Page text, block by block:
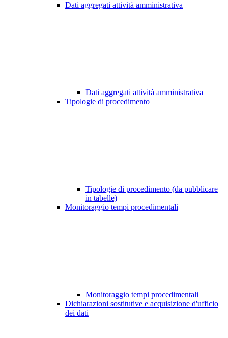
Dati aggregati attività amministrativa
Dati aggregati attività amministrativa
Tipologie di procedimento
Tipologie di procedimento (da pubblicare
in tabelle)
Monitoraggio tempi procedimentali
Monitoraggio tempi procedimentali
Dichiarazioni sostitutive e acquisizione d'ufficio
dei dati